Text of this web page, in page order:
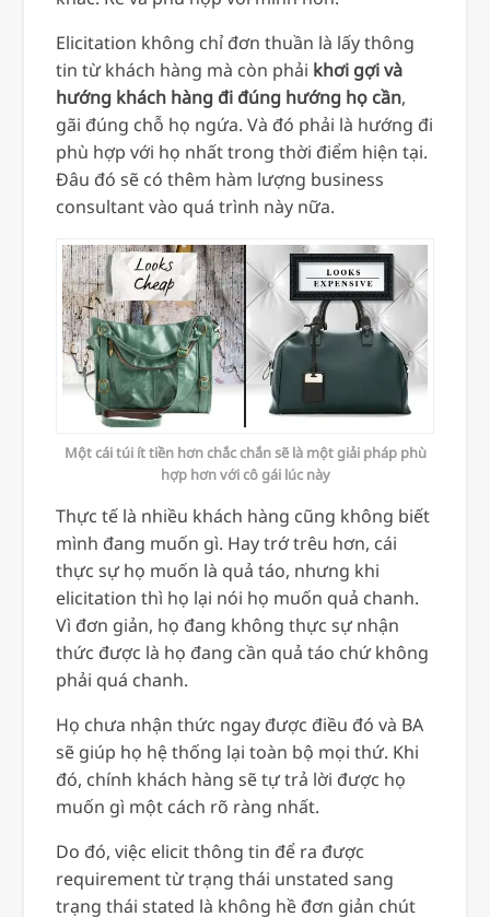
Elicitation không chỉ đơn thuần là lấy thông
tin từ khách hàng mà còn phải khơi gợi và
hướng khách hàng đi đúng hướng họ cần,
gãi đúng chỗ họ ngứa. Và đó phải là hướng đi
phù hợp với họ nhất trong thời điểm hiện tại.
Đâu đó sẽ có thêm hàm lượng business
consultant vào quá trình này nữa.
Một cái túi ít tiền hơn chắc chắn sẽ là một giải pháp phù
hợp hơn với cô gái lúc này
Thực tế là nhiều khách hàng cũng không biết
mình đang muốn gì. Hay trớ trêu hơn, cái
thực sự họ muốn là quả táo, nhưng khi
elicitation thì họ lại nói họ muốn quả chanh.
Vì đơn giản, họ đang không thực sự nhận
thức được là họ đang cần quả táo chứ không
phải quá chanh.
Họ chưa nhận thức ngay được điều đó và BA
sẽ giúp họ hệ thống lại toàn bộ mọi thứ. Khi
đó, chính khách hàng sẽ tự trả lời được họ
muốn gì một cách rõ ràng nhất.
Do đó, việc elicit thông tin để ra được
requirement từ trạng thái unstated sang
trạng thái stated là không hề đơn giản chút